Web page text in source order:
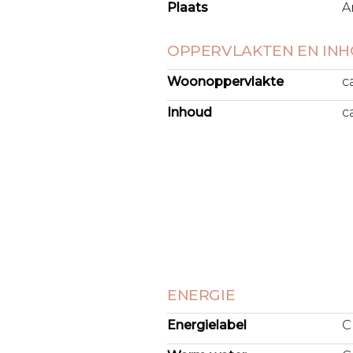
eetgedeelte. De open keuken
opbergruimte. Vanuit de
Plaats
OPPERVLAKTEN EN
Woonoppervlakte
Inhoud
ENERGIE
Energielabel C